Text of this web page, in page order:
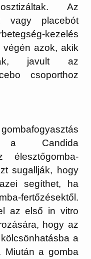
Az
vagy placebót
kezelés
végén azok, akik
javult az
csoporthoz
a Candida
élesztőgomba-
sugallják, hogy
segíthet, ha
fertőzésektől.
az első in vitro
hogy az
a
Miután a gomba